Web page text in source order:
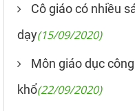
Cô giáo có nhiều
dạy(15/09/2020)
Môn giáo dục
khổ(22/09/2020)